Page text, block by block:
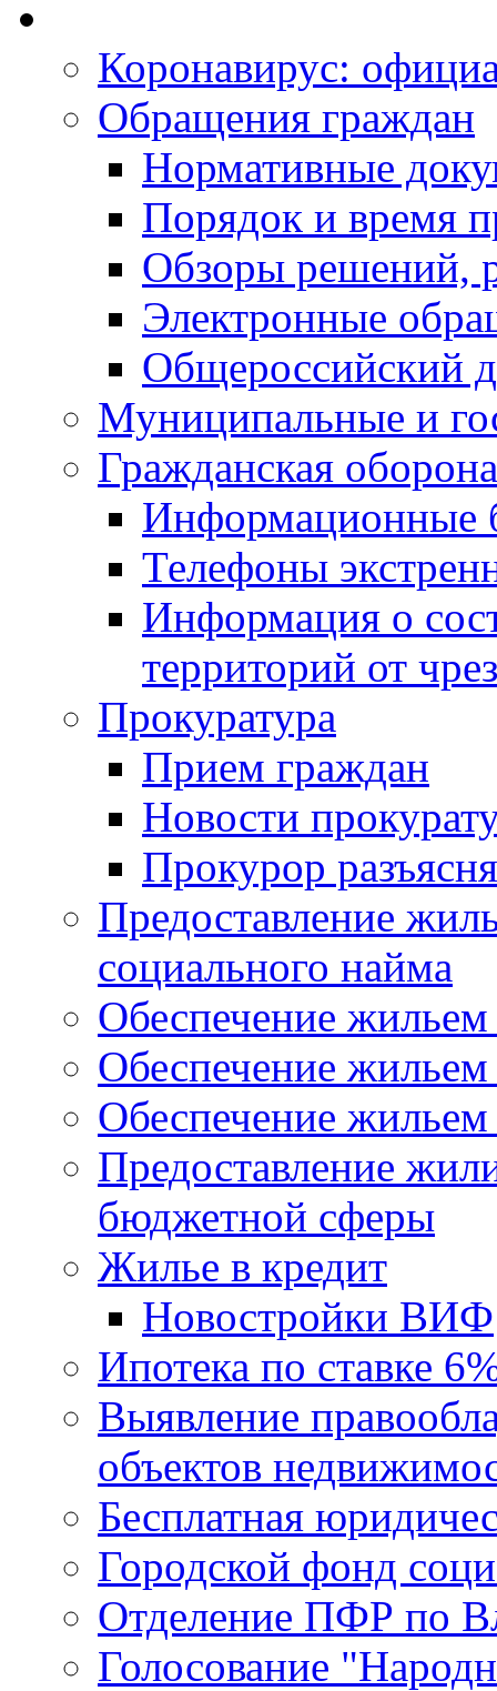
Коронавирус:
Обращения граждан
Нормативные
Порядок и время
Обзоры решений,
Электронные
Общероссийский
Муниципальные и
Гражданская
Информационные
Телефоны
Информация о
территорий от
Прокуратура
Прием граждан
Новости
Прокурор
Предоставление
социального найма
Обеспечение
Обеспечение
Обеспечение жильем
Предоставление
бюджетной сферы
Жилье в кредит
Новостройки ВИФ
Ипотека по ставке
Выявление
объектов
Бесплатная
Городской фонд
Отделение ПФР по
Голосование